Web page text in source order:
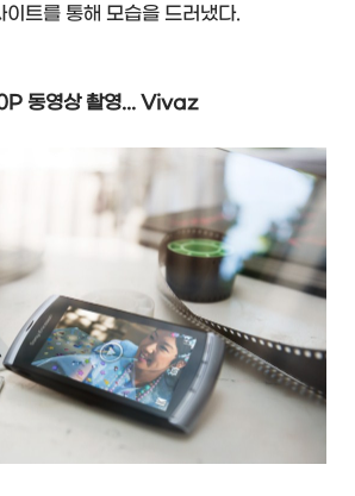
트를 통해 모습을 드러냈다.
동영상 촬영... Vivaz